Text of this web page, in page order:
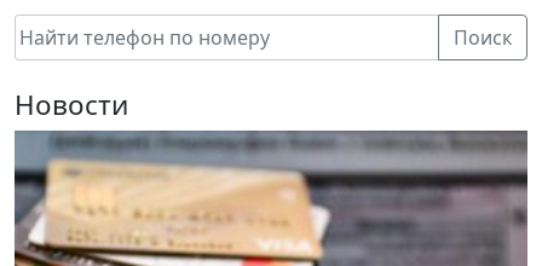
Поиск
Новости